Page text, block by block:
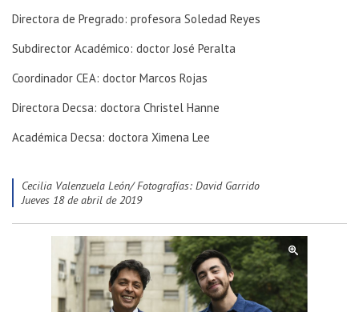
Directora de Pregrado: profesora Soledad Reyes
Subdirector Académico: doctor José Peralta
Coordinador CEA: doctor Marcos Rojas
Directora Decsa: doctora Christel Hanne
Académica Decsa: doctora Ximena Lee
Cecilia Valenzuela León/ Fotografías: David Garrido
jueves 18 de abril de 2019